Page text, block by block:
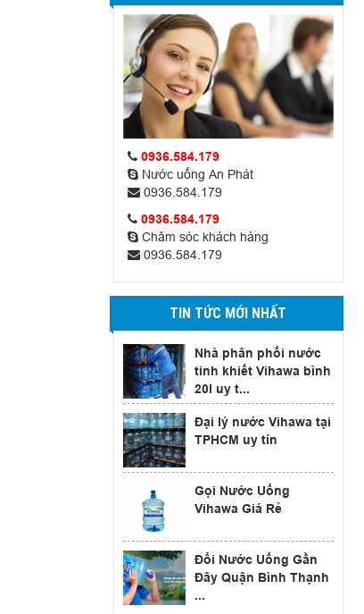
0936.584.179
Nước uống An Phát
0936.584.179
0936.584.179
Chăm sóc khách hàng
0936.584.179
TIN TỨC MỚI NHẤT
Nhà phân phối nước
tinh khiết Vihawa bình
20l uy t...
Đại lý nước Vihawa tại
TPHCM uy tín
Gọi Nước Uống
Vihawa Giá Rẻ
Đổi Nước Uống Gần
Đây Quận Bình Thạnh
...